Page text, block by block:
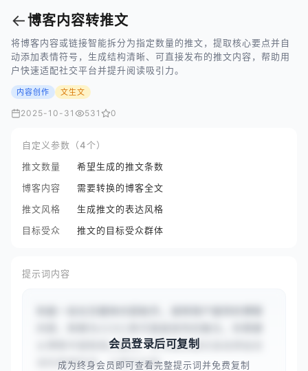
←博客内容转推文
将博客内容或链接智能拆分为指定数量的推文，提取核心要点并自
动添加表情符号，生成结构清晰、可直接发布的推文内容，帮助用
户快速适配社交平台并提升阅读吸引力。
内容创作 文生文
2025-10-31 531 0
自定义参数（4个）
推文数量
希望生成的推文条数
博客内容
需要转换的博客全文
推文风格
生成推文的表达风格
目标受众
推文的目标受众群体
提示词内容
从博客中提取核心要点，并为每条推文自动添加合
适的表情符号，以提升内容...
会员登录后可复制
成为终身会员即可查看完整提示词并免费复制